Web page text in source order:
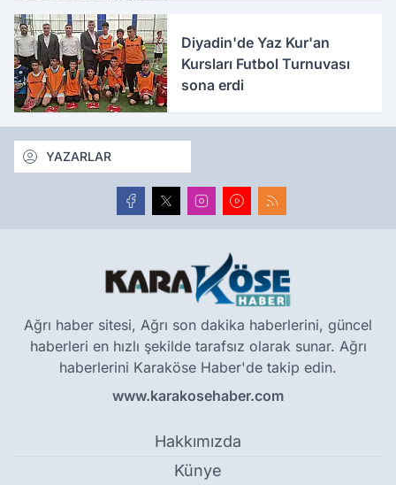
Diyadin'de Yaz Kur'an
Kursları Futbol Turnuvası
sona erdi
YAZARLAR
Ağrı haber sitesi, Ağrı son dakika haberlerini, güncel
haberleri en hızlı şekilde tarafsız olarak sunar. Ağrı
haberlerini Karaköse Haber'de takip edin.
www.karakosehaber.com
Hakkımızda
Künye